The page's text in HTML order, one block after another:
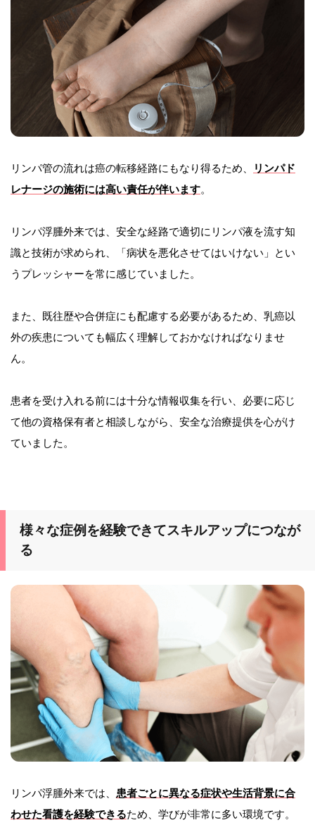
リンパ管の流れは癌の転移経路にもなり得るため、
リンパド
レナージの施術には高い責任が伴います。
リンパ浮腫外来では、安全な経路で適切にリンパ液を流す知
識と技術が求められ、「病状を悪化させてはいけない」とい
うプレッシャーを常に感じていました。
また、既往歴や合併症にも配慮する必要があるため、乳癌以
外の疾患についても幅広く理解しておかなければなりませ
ん。
患者を受け入れる前には十分な情報収集を行い、必要に応じ
て他の資格保有者と相談しながら、安全な治療提供を心がけ
ていました。
様々な症例を経験できてスキルアップにつなが
る
リンパ浮腫外来では、 患者ごとに異なる症状や生活背景に合
わせた看護を経験できるため、学びが非常に多い環境です。